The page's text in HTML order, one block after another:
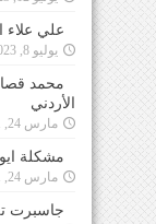
علي علاء
يوليو 8, 2023
محمد
الأردني
مارس 24, 2021
مشكلة
مارس 24, 2021
جاسبرت